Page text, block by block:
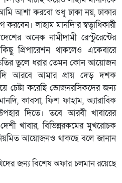
আশা করবো শুধু ঢাকা নয়, ঢাকার
লাহাম মানদি’র স্বত্বাধিকারী
অনেক নামীদামী রেস্টুরেন্টের
প্রিপারেশন থাকলেও একেবারে
তুলে ধরার তেমন কোন আয়োজন
আরবে আমার প্রায় দেড় দশক
চেষ্টা করেছি ভোজনরসিকদের জন্য
কাবসা, ফিশ ফাহাম, অ্যারাবিক
দিতে। তবে আরবী খাবারের
খাবার, বিভিন্নরকমের মুখরোচক
আয়োজনও থাকছে বলে জানান
জন্য বিশেষ অফার চলমান রয়েছে